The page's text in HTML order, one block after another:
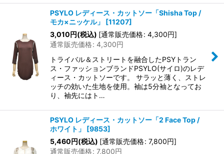
PSYLO レディース・カットソー「Shisha Top /
モカ×ニッケル」
[11207]
3,010円(税込) [通常販売価格: 4,300円]
通常販売価格: 4,300円
トライバル＆ストリートを融合したPSYトラン
ス・ファッションブランドPSYLO(サイロ)のレデ
ィース・カットソーです。 サラッと薄く、ストレ
ッチの効いた生地を使用。袖は5分袖となってお
り、袖先にはト…
PSYLO レディース・カットソー「2 Face Top /
ホワイト」
[9853]
5,460円(税込) [通常販売価格: 7,800円]
通常販売価格: 7,800円